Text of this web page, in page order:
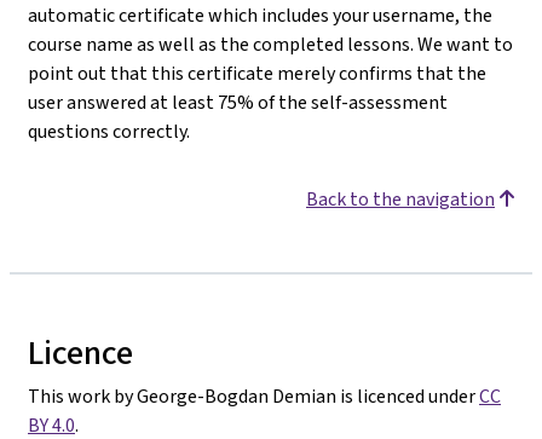
automatic certificate which includes your username, the
course name as well as the completed lessons. We want to
point out that this certificate merely confirms that the
user answered at least 75% of the self-assessment
questions correctly.
Back to the navigation
Licence
This work by George-Bogdan Demian is licenced underCC
BY 4.0.